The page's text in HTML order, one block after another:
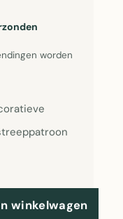
worden
winkelwagen